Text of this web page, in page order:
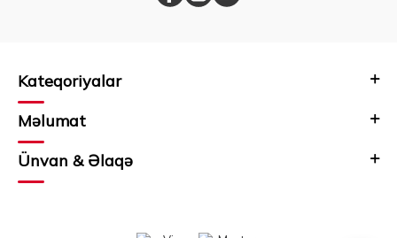
Kateqoriyalar
Məlumat
Ünvan & Əlaqə